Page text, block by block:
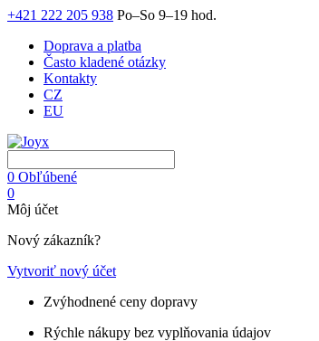
+421 222 205 938 Po–So 9–19 hod.
Doprava a platba
Často kladené otázky
Kontakty
CZ
EU
0 Obľúbené
0
Môj účet
Nový zákazník?
Vytvoriť nový účet
Zvýhodnené ceny dopravy
Rýchle nákupy bez vyplňovania údajov